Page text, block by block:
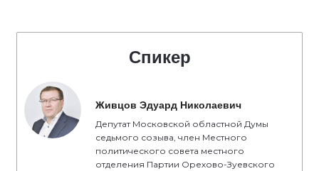
Спикер
Живцов Эдуард Николаевич
Депутат Московской областной Думы
седьмого созыва, член Местного
политического совета местного
отделения Партии Орехово-Зуевского